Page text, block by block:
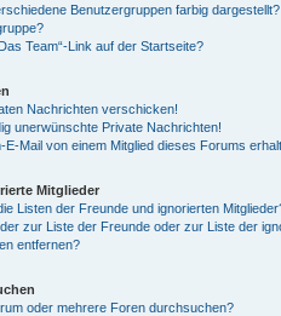
Benutzergruppen farbig dargestellt?
Team“-Link auf der Startseite?
Nachrichten verschicken!
unerwünschte Private Nachrichten!
E-Mail von einem Mitglied dieses Forums
Mitglieder
Listen der Freunde und ignorierten
zur Liste der Freunde oder zur Liste der
entfernen?
oder mehrere Foren durchsuchen?